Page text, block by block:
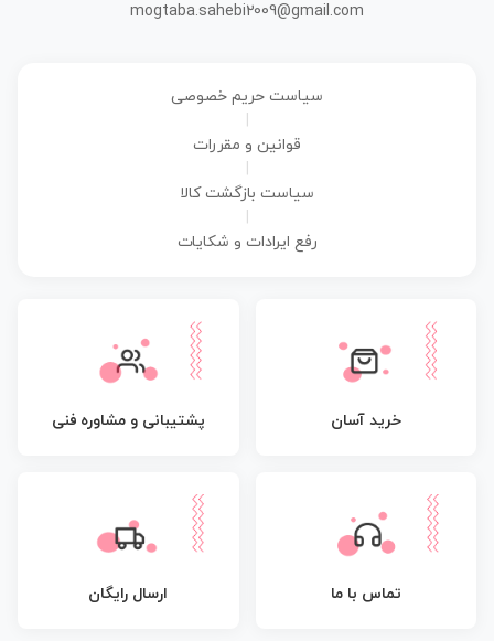
mogtaba.sahebi2009@gmail.com
سیاست حریم خصوصی
قوانین و مقررات
سیاست بازگشت کالا
رفع ایرادات و شکایات
خرید آسان پشتیبانی و مشاوره فنی
تماس با ما ارسال رایگان